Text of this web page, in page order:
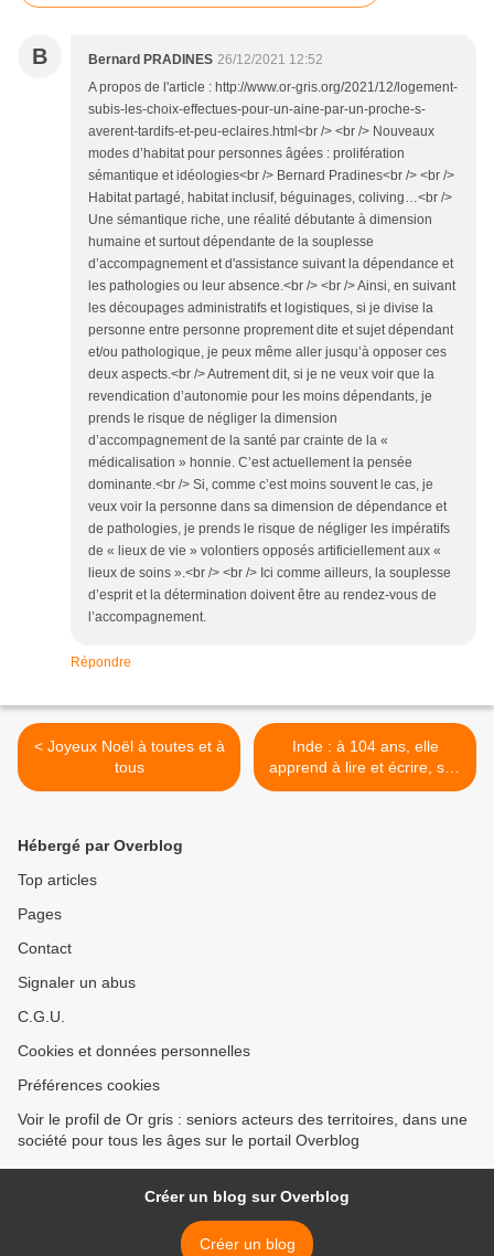
B Bernard PRADINES 26/12/2021 12:52
A propos de l'article : http://www.or-gris.org/2021/12/logement-
subis-les-choix-effectues-pour-un-aine-par-un-proche-s-
averent-tardifs-et-peu-eclaires.html<br /> <br /> Nouveaux
modes d’habitat pour personnes âgées : prolifération
sémantique et idéologies<br /> Bernard Pradines<br /> <br />
Habitat partagé, habitat inclusif, béguinages, coliving…<br />
Une sémantique riche, une réalité débutante à dimension
humaine et surtout dépendante de la souplesse
d’accompagnement et d'assistance suivant la dépendance et
les pathologies ou leur absence.<br /> <br /> Ainsi, en suivant
les découpages administratifs et logistiques, si je divise la
personne entre personne proprement dite et sujet dépendant
et/ou pathologique, je peux même aller jusqu’à opposer ces
deux aspects.<br /> Autrement dit, si je ne veux voir que la
revendication d’autonomie pour les moins dépendants, je
prends le risque de négliger la dimension
d’accompagnement de la santé par crainte de la «
médicalisation » honnie. C’est actuellement la pensée
dominante.<br /> Si, comme c’est moins souvent le cas, je
veux voir la personne dans sa dimension de dépendance et
de pathologies, je prends le risque de négliger les impératifs
de « lieux de vie » volontiers opposés artificiellement aux «
lieux de soins ».<br /> <br /> Ici comme ailleurs, la souplesse
d’esprit et la détermination doivent être au rendez-vous de
l’accompagnement.
Répondre
< Joyeux Noël à toutes et à
tous
Inde : à 104 ans, elle
apprend à lire et écrire, son
rêve d'enfant >
Hébergé par Overblog
Top articles
Pages
Contact
Signaler un abus
C.G.U.
Cookies et données personnelles
Préférences cookies
Voir le profil de Or gris : seniors acteurs des territoires, dans une
société pour tous les âges sur le portail Overblog
Créer un blog sur Overblog
Créer un blog